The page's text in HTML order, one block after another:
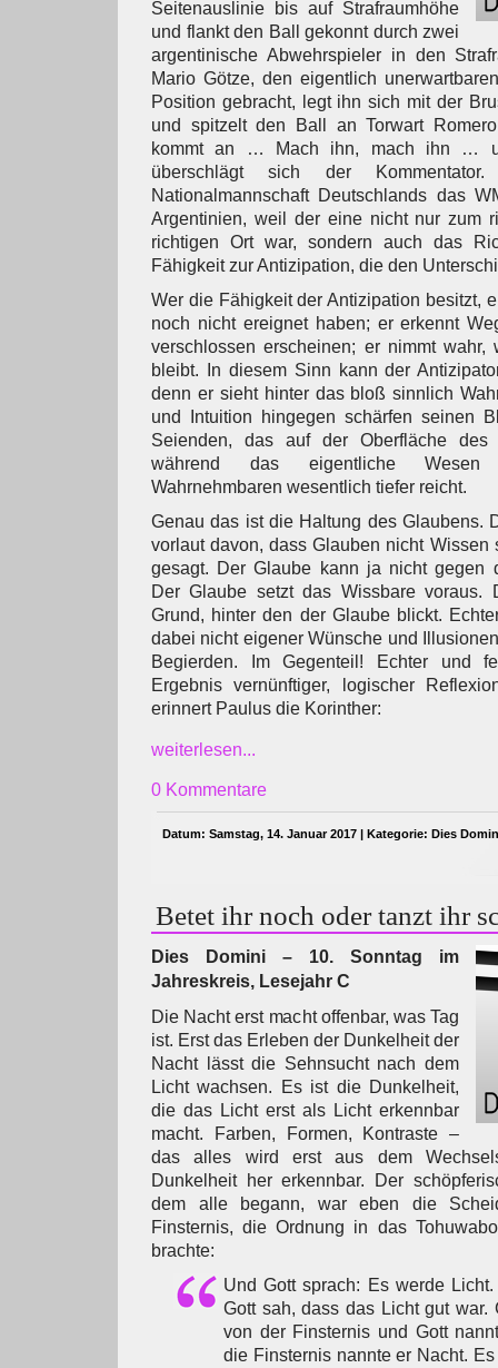
Seitenauslinie bis auf Strafraumhöhe
und flankt den Ball gekonnt durch zwei
argentinische Abwehrspieler in den
Mario Götze, den eigentlich
Position gebracht, legt ihn sich mit der
und spitzelt den Ball an Torwart
kommt an … Mach ihn, mach ihn …
überschlägt sich der
Nationalmannschaft Deutschlands das
Argentinien, weil der eine nicht nur zum
richtigen Ort war, sondern auch das
Fähigkeit zur Antizipation, die den
Wer die Fähigkeit der Antizipation besitzt,
noch nicht ereignet haben; er erkennt
verschlossen erscheinen; er nimmt wahr,
bleibt. In diesem Sinn kann der
denn er sieht hinter das bloß sinnlich
und Intuition hingegen schärfen seinen
Seienden, das auf der Oberfläche
während das eigentliche Wesen
Wahrnehmbaren wesentlich tiefer reicht.
Genau das ist die Haltung des Glaubens.
vorlaut davon, dass Glauben nicht Wissen
gesagt. Der Glaube kann ja nicht gegen
Der Glaube setzt das Wissbare voraus.
Grund, hinter den der Glaube blickt.
dabei nicht eigener Wünsche und
Begierden. Im Gegenteil! Echter und
Ergebnis vernünftiger, logischer
erinnert Paulus die Korinther:
weiterlesen...
0 Kommentare
Datum: Samstag, 14. Januar 2017 | Kategorie: Dies
Betet ihr noch oder tanzt ihr
Dies Domini – 10. Sonntag im
Jahreskreis, Lesejahr C
Die Nacht erst macht offenbar, was Tag
ist. Erst das Erleben der Dunkelheit der
Nacht lässt die Sehnsucht nach dem
Licht wachsen. Es ist die Dunkelheit,
die das Licht erst als Licht erkennbar
macht. Farben, Formen, Kontraste –
das alles wird erst aus dem
Dunkelheit her erkennbar. Der
dem alle begann, war eben die
Finsternis, die Ordnung in das
brachte:
Und Gott sprach: Es werde
Gott sah, dass das Licht gut war.
von der Finsternis und Gott
die Finsternis nannte er Nacht.